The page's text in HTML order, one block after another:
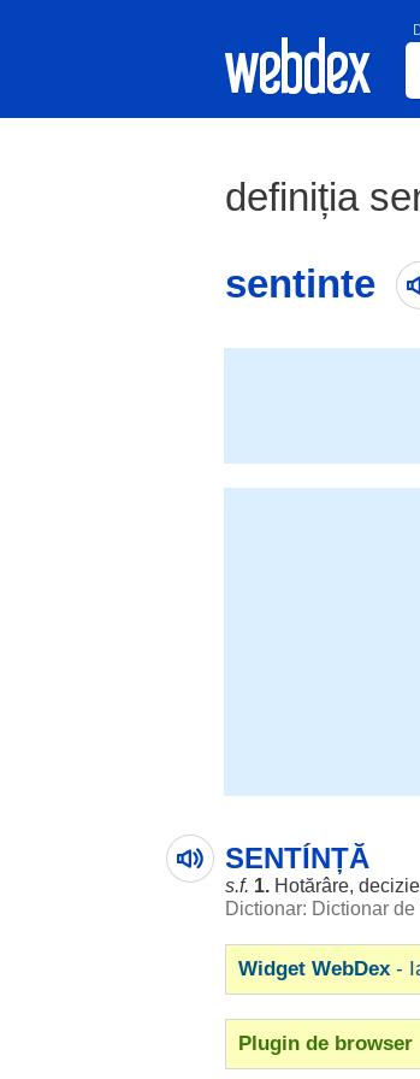
definiția
sentinte
SENTÍNȚĂ
s.f. 1. Hotărâre, decizie
Dictionar: Dictionar
Widget WebDex -
Plugin de browser